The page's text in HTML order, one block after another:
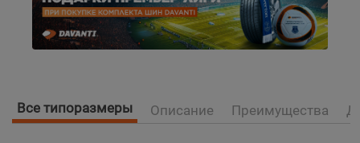
Все типоразмеры Описание Преимущества